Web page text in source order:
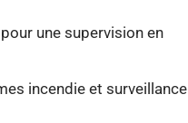
une supervision en
incendie et surveillance